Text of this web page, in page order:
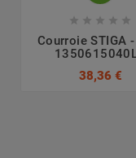
    
Courroie STIGA -
38,36 €